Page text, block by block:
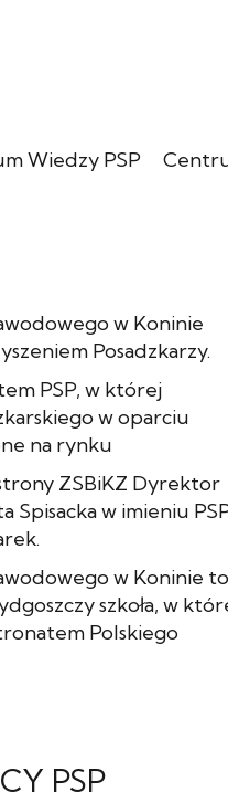
Wiedzy PSP
w Koninie
Posadzkarzy.
PSP, w której
w oparciu
na rynku
ZSBiKZ Dyrektor
Spisacka w imieniu
w Koninie to
szkoła, w
Polskiego
PSP